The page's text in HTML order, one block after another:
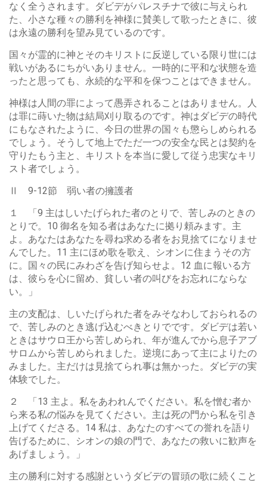
なく全うされます。ダビデがパレスチナで彼に与えられ
た、小さな種々の勝利を神様に賛美して歌ったときに、彼
は永遠の勝利を望み見ているのです。
国々が霊的に神とそのキリストに反逆している限り世には
戦いがあるにちがいありません。一時的に平和な状態を造
ったと思っても、永続的な平和を保つことはできません。
神様は人間の罪によって愚弄されることはありません。人
は罪に蒔いた物は結局刈り取るのです。神はダビデの時代
にもなされたように、今日の世界の国々も懲らしめられる
でしょう。そうして地上でただ一つの安全な民とは契約を
守りたもう主と、キリストを本当に愛して従う忠実なキリ
スト者でしょう。
Ⅱ 9-12節 弱い者の擁護者
１ 「9 主はしいたげられた者のとりで、苦しみのときの
とりで。10 御名を知る者はあなたに拠り頼みます。主
よ。あなたはあなたを尋ね求める者をお見捨てになりませ
んでした。11 主にほめ歌を歌え、シオンに住まうその方
に。国々の民にみわざを告げ知らせよ。12 血に報いる方
は、彼らを心に留め、貧しい者の叫びをお忘れにならな
い。」
主の支配は、しいたげられた者をみそなわしておられるの
で、苦しみのとき逃げ込むべきとりでです。ダビデは若い
ときはサウロ王から苦しめられ、年が進んでから息子アブ
サロムから苦しめられました。逆境にあって主によりたの
みました。主だけは見捨てられ事は無かった。ダビデの実
体験でした。
２ 「13 主よ。私をあわれんでください。私を憎む者か
ら来る私の悩みを見てください。主は死の門から私を引き
上げてくださる。14 私は、あなたのすべての誉れを語り
告げるために、シオンの娘の門で、あなたの救いに歓声を
あげましょう。」
主の勝利に対する感謝というダビデの冒頭の歌に続くこと